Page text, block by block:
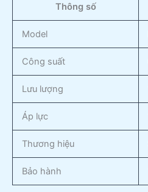
Thông số
Model
Công suất
Lưu lượng
Áp lực
Thương hiệu
Bảo hành